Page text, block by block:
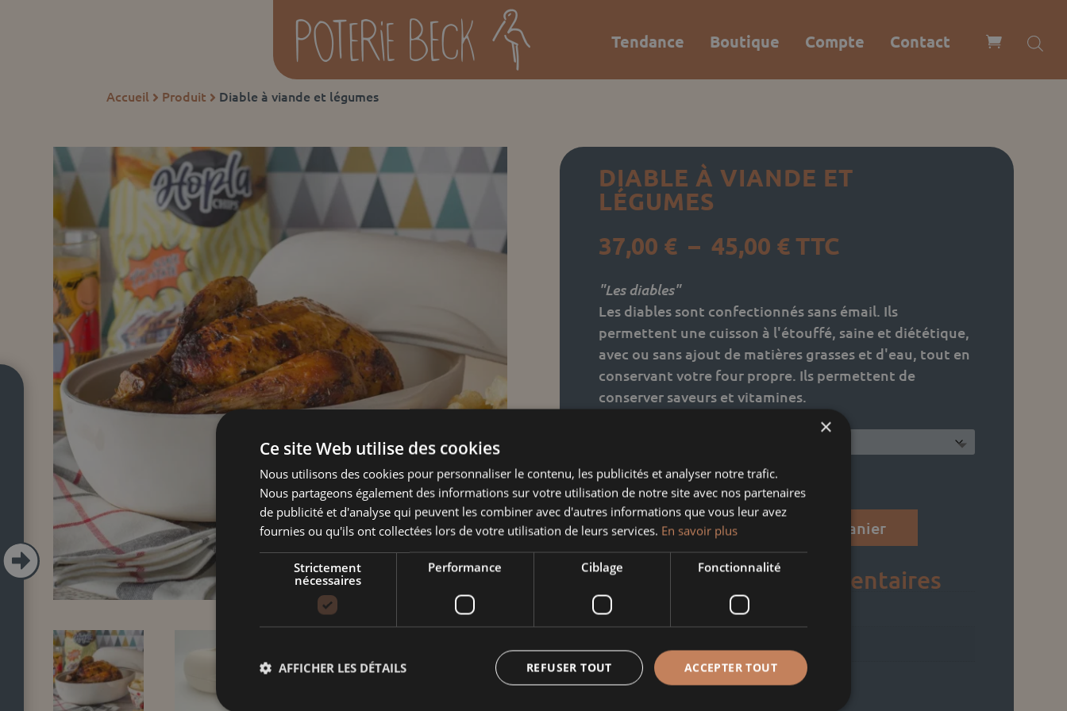

Tendance Boutique Compte Contact
Accueil  Produit  Diable à viande et légumes
DIABLE À VIANDE ET
LÉGUMES
37,00 € – 45,00 €Plage
37,00 €
à
45,00 €
TTC
"Les diables"
Les diables sont confectionnés sans émail. Ils
permettent une cuisson à l'étouffé, saine et diététique,
avec ou sans ajout de matières grasses et d'eau, tout en
conservant votre four propre. Ils permettent de
conserver saveurs et vitamines.
quantité
de
et
légumes
Ajouter au panier
Informations complémentaires
Poids ND
×
Ce site Web utilise des cookies
Nous utilisons des cookies pour personnaliser le contenu, les publicités et analyser notre trafic.
Nous partageons également des informations sur votre utilisation de notre site avec nos partenaires
de publicité et d'analyse qui peuvent les combiner avec d'autres informations que vous leur avez
fournies ou qu'ils ont collectées lors de votre utilisation de leurs services. En savoir plus
Strictement
nécessaires
Performance Ciblage Fonctionnalité
ACCEPTER TOUT
REFUSER TOUT
AFFICHER LES DÉTAILS